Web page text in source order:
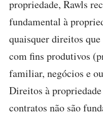
propriedade, Rawls
fundamental à
quaisquer direitos
com fins produtivos
familiar, negócios e
Direitos à
contratos não são